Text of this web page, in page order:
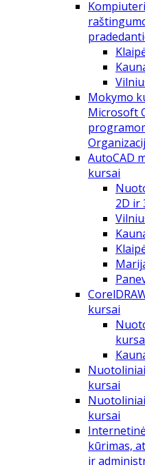
Mokymo
Microsoft
AutoCAD
kursai
2D ir
kursai
kursai
kursai
kūrimas,
ir